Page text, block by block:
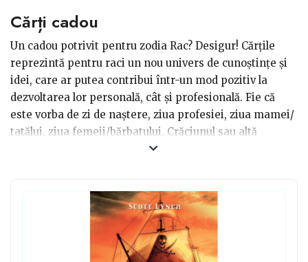
Cărți cadou
Un cadou potrivit pentru zodia Rac? Desigur! Cărțile
reprezintă pentru raci un nou univers de cunoștințe și
idei, care ar putea contribui într-un mod pozitiv la
dezvoltarea lor personală, cât și profesională. Fie că
este vorba de zi de naștere, ziua profesiei, ziua mamei/
tatălui, ziua femeii/bărbatului, Crăciunul sau altă
sărbătoare importantă, o carte mereu va rămâne a fi un
domeniul acestuia de studiu, de activitate sau de
interese și să cercetezi cu atenție subiectul cărții